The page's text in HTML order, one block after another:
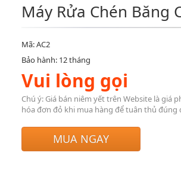
Máy Rửa Chén Băng
Mã: AC2
Bảo hành: 12 tháng
Vui lòng gọi
Chú ý: Giá bán niêm yết trên Website là giá
hóa đơn đỏ khi mua hàng để tuân thủ đúng
MUA NGAY